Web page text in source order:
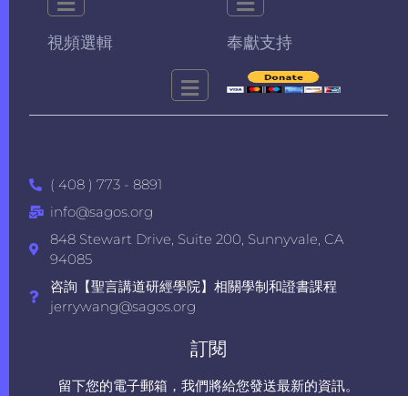
視頻選輯 奉獻支持
( 408 ) 773 - 8891
info@sagos.org
848 Stewart Drive, Suite 200, Sunnyvale, CA
94085
咨詢【聖言講道研經學院】相關學制和證書課程
jerrywang@sagos.org
訂閱
留下您的電子郵箱，我們將給您發送最新的資訊。